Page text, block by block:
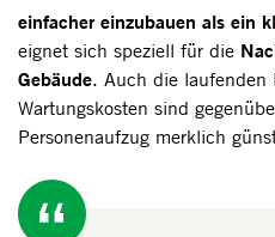
einfacher einzubauen als ein
eignet sich speziell für die
Gebäude. Auch die laufenden
Wartungskosten sind
Personenaufzug merklich